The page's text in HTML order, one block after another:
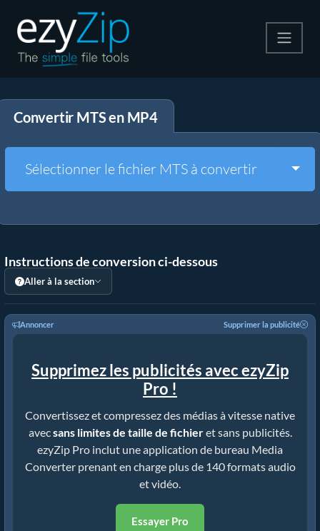
Décompresser
Autres outils
Convertir MTS en MP4
Sélectionner le fichier MTS à convertir
Instructions de conversion ci-dessous
Aller à la section
Annoncer Supprimer la publicité
Supprimez les publicités avec ezyZip
Pro !
Convertissez et compressez des médias à vitesse native
avecsans limites de taille de fichieret sans publicités.
ezyZip Pro inclut une application de bureau Media
Converter prenant en charge plus de 140 formats audio
et vidéo.
Essayer Pro